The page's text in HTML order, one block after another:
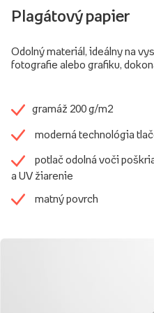
Plagátový papier
Odolný materiál, ideálny na
fotografie alebo grafiku,
gramáž 200 g/m2
moderná technológia
potlač odolná voči
a UV žiarenie
matný povrch